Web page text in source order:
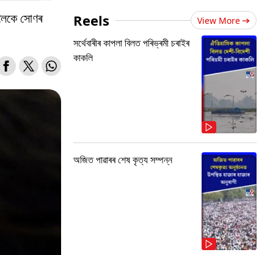
সোণৰ
Reels View More
সৰ্থেবাৰীৰ কাপলা বিলত পৰিভ্ৰমী চৰাইৰ
কাকলি
অজিত পাৱাৰৰ শেষ কৃত্য সম্পন্ন